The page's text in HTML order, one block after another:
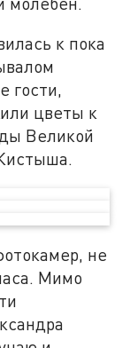
к пока
гости,
цветы к
Великой
не
Мимо